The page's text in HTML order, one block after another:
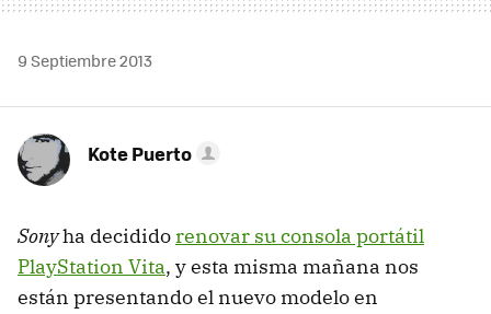
9 Septiembre 2013
Kote Puerto
Sonyha decididorenovar su consola portátil
PlayStation Vita, y esta misma mañana nos
están presentando el nuevo modelo en